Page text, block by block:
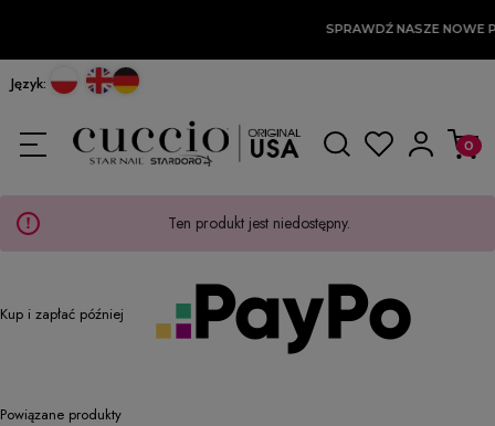
SPRAWDŹ NASZE NOWE
Język:
Ten produkt jest niedostępny.
Kup i zapłać później
Powiązane produkty